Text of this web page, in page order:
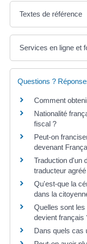
Textes de référence
Services en ligne et
Questions ?
Comment
Nationalité
fiscal ?
Peut-on
devenant
Traduction d'un
traducteur
Qu'est-que la
dans la
Quelles sont
devient français
Dans quels cas